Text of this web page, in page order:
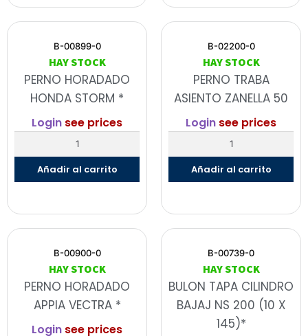
B-00899-0
HAY STOCK
PERNO HORADADO
HONDA STORM *
Login see prices
Añadir al carrito
B-02200-0
HAY STOCK
PERNO TRABA
ASIENTO ZANELLA 50
Login see prices
Añadir al carrito
B-00900-0
HAY STOCK
PERNO HORADADO
APPIA VECTRA *
Login see prices
B-00739-0
HAY STOCK
BULON TAPA CILINDRO
BAJAJ NS 200 (10 X
145)*